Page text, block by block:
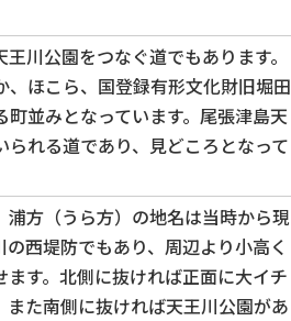
川公園をつなぐ道でもあります。
ほこら、国登録有形文化財旧堀田
並みとなっています。尾張津島天
れる道であり、見どころとなって
方（うら方）の地名は当時から現
西堤防でもあり、周辺より小高く
す。北側に抜ければ正面に大イチ
た南側に抜ければ天王川公園があ